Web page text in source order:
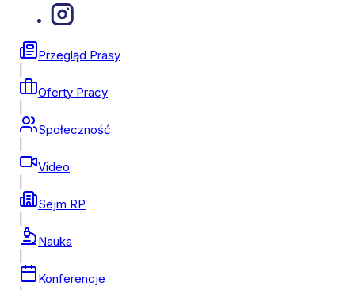
Przegląd Prasy
Oferty Pracy
Społeczność
Video
Sejm RP
Nauka
Konferencje